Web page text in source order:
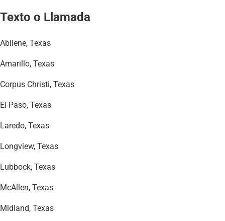
Texto o Llamada
Abilene, Texas
Amarillo, Texas
Corpus Christi, Texas
El Paso, Texas
Laredo, Texas
Longview, Texas
Lubbock, Texas
McAllen, Texas
Midland, Texas